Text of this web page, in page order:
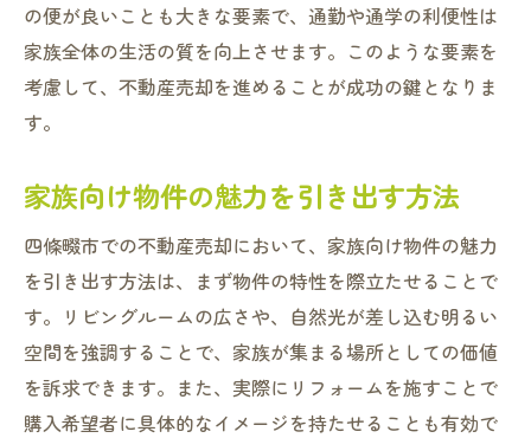
の便が良いことも大きな要素で、通勤や通学の利便性は
家族全体の生活の質を向上させます。このような要素を
考慮して、不動産売却を進めることが成功の鍵となりま
す。
家族向け物件の魅力を引き出す方法
四條畷市での不動産売却において、家族向け物件の魅力
を引き出す方法は、まず物件の特性を際立たせることで
す。リビングルームの広さや、自然光が差し込む明るい
空間を強調することで、家族が集まる場所としての価値
を訴求できます。また、実際にリフォームを施すことで
購入希望者に具体的なイメージを持たせることも有効で